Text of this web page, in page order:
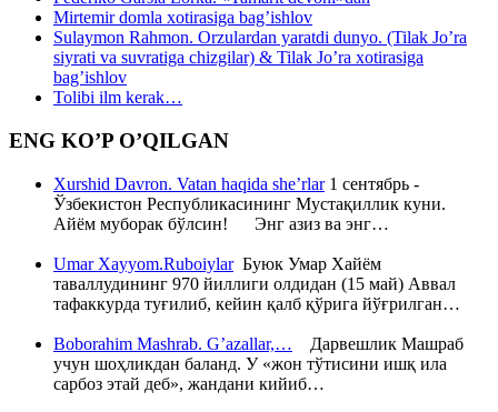
Mirtemir domla xotirasiga bag’ishlov
Sulaymon Rahmon. Orzulardan yaratdi dunyo. (Tilak Jo’ra
siyrati va suvratiga chizgilar) & Tilak Jo’ra xotirasiga
bag’ishlov
Tolibi ilm kerak…
ENG KO’P O’QILGAN
Xurshid Davron. Vatan haqida she’rlar1 сентябрь -
Ўзбекистон Республикасининг Мустақиллик куни.
Айём муборак бўлсин! Энг азиз ва энг…
Umar Xayyom.RuboiylarБуюк Умар Хайём
таваллудининг 970 йиллиги олдидан (15 май) Аввал
тафаккурда туғилиб, кейин қалб қўрига йўғрилган…
Boborahim Mashrab. G’azallar,… Дарвешлик Машраб
учун шоҳликдан баланд. У «жон тўтисини ишқ ила
сарбоз этай деб», жандани кийиб…